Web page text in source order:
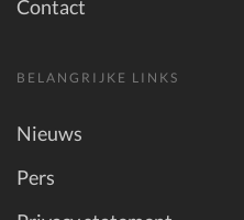
Contact
BELANGRIJKE LINKS
Nieuws
Pers